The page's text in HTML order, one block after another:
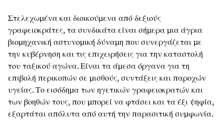
Στελεχωμένα και διοικούμενα από δεξιούς
γραφειοκράτες, τα συνδικάτα είναι σήμερα μια άγρια
βιομηχανική αστυνομική δύναμη που συνεργάζεται με
την κυβέρνηση και τις επιχειρήσεις για την καταστολή
του ταξικού αγώνα. Είναι τα άμεσα όργανα για τη
επιβολή περικοπών σε μισθούς, συντάξεις και παροχών
υγείας. Το εισόδημα των ηγετικών γραφειοκρατών και
των βοηθών τους, που μπορεί να φτάσει και τα έξι ψηφία,
εξαρτάται απόλυτα από αυτή την παρασιτική συμφωνία.